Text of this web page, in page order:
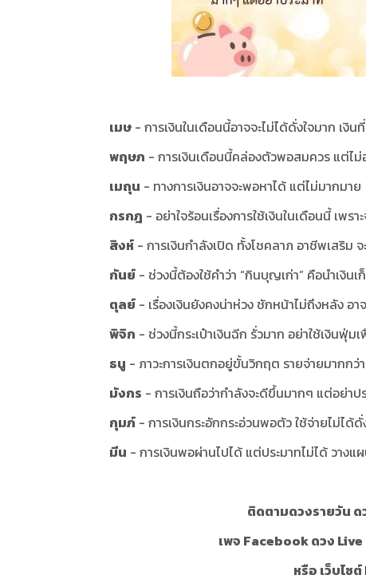
เมษ - การเงินในเดือนนี้อาจจะไม่ได้ดั่งใจมาก เงิ
พฤษภ - การเงินเดือนนี้คล่องตัวพอสมควร แต่ไม่
เมถุน - ทางการเงินอาจจะพอหาได้ แต่ไม่มากมาย
กรกฎ - อย่าใจร้อนเรื่องการใช้เงินในเดือนนี้ เพ
สิงห์ - การเงินกำลังเปิด ทั้งโชคลาภ อาชีพเสริม จ
กันย์ - ช่วงนี้ต้องใช้คำว่า “กินบุญเก่า” คือนำเงิน
ตุลย์ - เรื่องเงินยังคงน่าห่วง ชักหน้าไม่ถึงหลัง อา
พิจิก - ช่วงนี้กระเป๋าเงินฉีก รั่วมาก อย่าใช้เงินฟุ่ม
ธนู - ภาวะการเงินตกอยู่ขั้นวิกฤต รายจ่ายมากก
มังกร - การเงินถือว่ากำลังจะดีขึ้นมากๆ แต่อย่าป
กุมภ์ - การเงินกระอักกระอ่วนพอตัว ใช้จ่ายไม่ได้ดั่
มีน - การเงินพอผ่านไปได้ แต่ประมาทไม่ได้ วาง
ติดตามดวงรายวัน
เพจ Facebook ดวง Live
หรือ เว็บไซต์